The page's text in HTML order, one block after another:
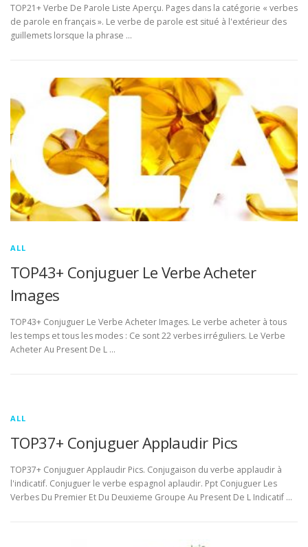
TOP21+ Verbe De Parole Liste Aperçu. Pages dans la catégorie « verbes
de parole en français ». Le verbe de parole est situé à l'extérieur des
guillemets lorsque la phrase …
ALL
TOP43+ Conjuguer Le Verbe Acheter
Images
TOP43+ Conjuguer Le Verbe Acheter Images. Le verbe acheter à tous
les temps et tous les modes : Ce sont 22 verbes irréguliers. Le Verbe
Acheter Au Present De L …
ALL
TOP37+ Conjuguer Applaudir Pics
TOP37+ Conjuguer Applaudir Pics. Conjugaison du verbe applaudir à
l'indicatif. Conjuguer le verbe espagnol aplaudir. Ppt Conjuguer Les
Verbes Du Premier Et Du Deuxieme Groupe Au Present De L Indicatif …